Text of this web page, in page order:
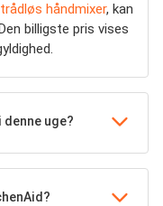
håndmixer, kan
billigste pris vises
uge?